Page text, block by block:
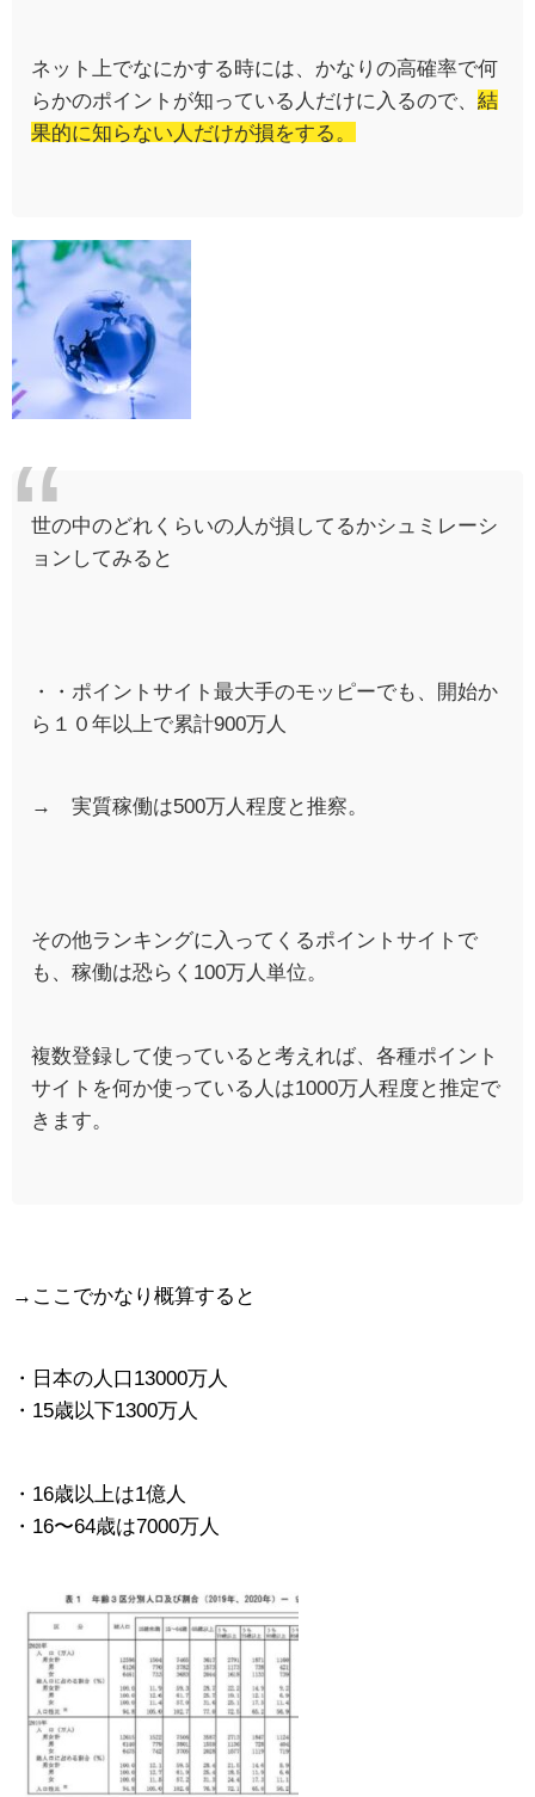
ネット上でなにかする時には、かなりの高確率で何
らかのポイントが知っている人だけに入るので、 結
果的に知らない人だけが損をする。
世の中のどれくらいの人が損してるかシュミレーシ
ョンしてみると
・・ポイントサイト最大手のモッピーでも、開始か
ら１０年以上で累計900万人
→ 実質稼働は500万人程度と推察。
その他ランキングに入ってくるポイントサイトで
も、稼働は恐らく100万人単位。
複数登録して使っていると考えれば、各種ポイント
サイトを何か使っている人は1000万人程度と推定で
きます。
→ここでかなり概算すると
・日本の人口13000万人
・15歳以下1300万人
・16歳以上は1億人
・16〜64歳は7000万人